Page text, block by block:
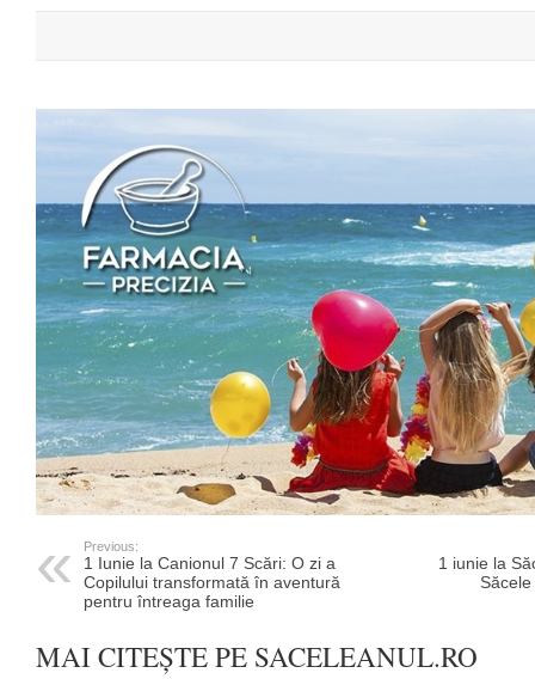
Previous:
1 Iunie la Canionul 7 Scări: O zi a
Copilului transformată în aventură
pentru întreaga familie
1 iunie la
MAI CITEȘTE PE SACELEANUL.RO